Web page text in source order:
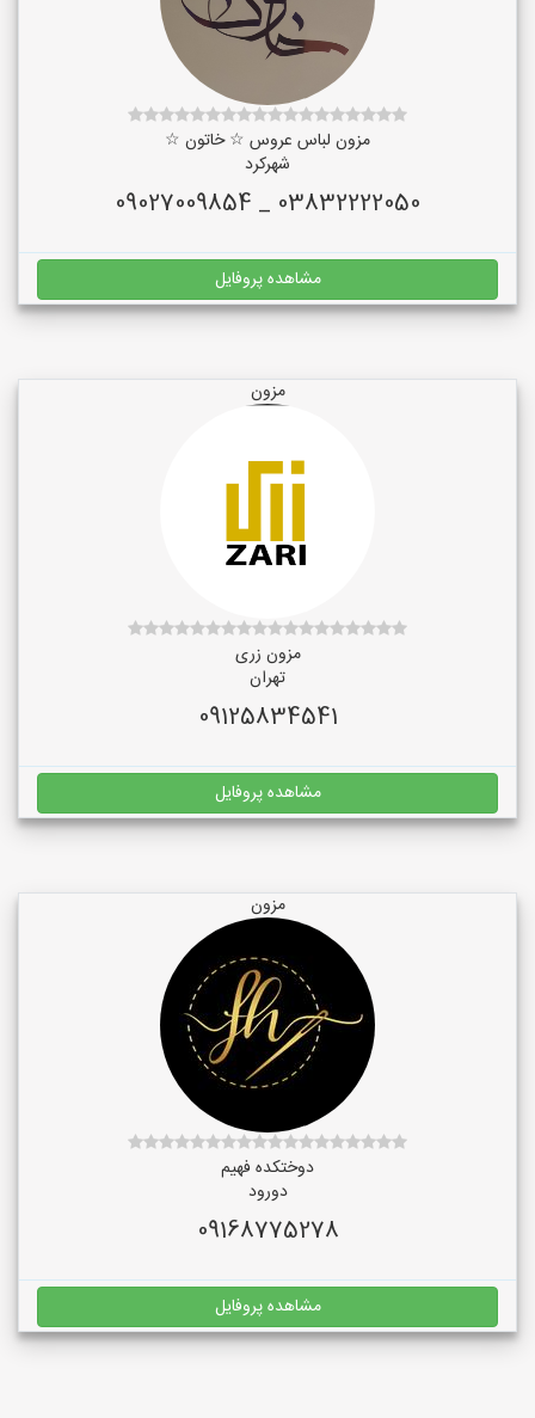
مزون لباس عروس ☆ خاتون ☆
شهرکرد
03832222050 _ 09027009854
مشاهده پروفایل
مزون
مزون زری
تهران
09125834541
مشاهده پروفایل
مزون
دوختکده فهیم
دورود
09168775278
مشاهده پروفایل